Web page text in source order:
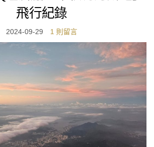
飛行紀錄
2024-09-29 1 則留言